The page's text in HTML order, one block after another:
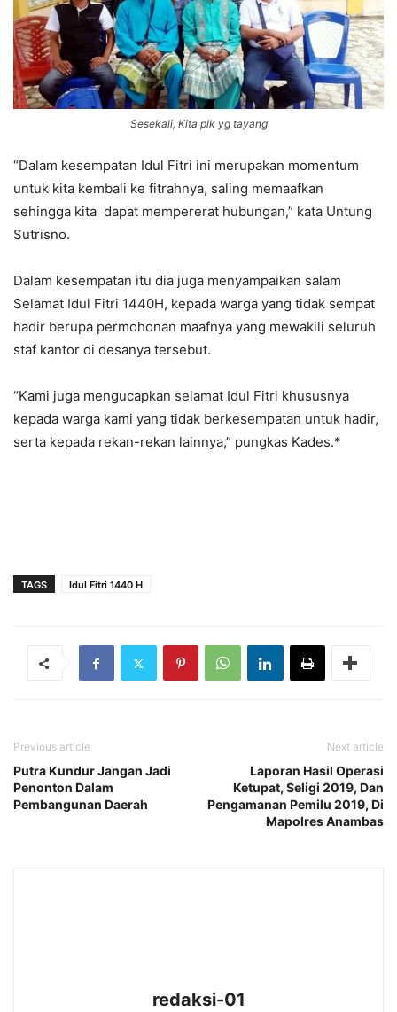
Sesekali, Kita plk yg tayang
“Dalam kesempatan Idul Fitri ini merupakan momentum
untuk kita kembali ke fitrahnya, saling memaafkan
sehingga kita dapat mempererat hubungan,” kata Untung
Sutrisno.
Dalam kesempatan itu dia juga menyampaikan salam
Selamat Idul Fitri 1440H, kepada warga yang tidak sempat
hadir berupa permohonan maafnya yang mewakili seluruh
staf kantor di desanya tersebut.
“Kami juga mengucapkan selamat Idul Fitri khususnya
kepada warga kami yang tidak berkesempatan untuk hadir,
serta kepada rekan-rekan lainnya,” pungkas Kades.*
TAGS Idul Fitri 1440 H
Previous article
Putra Kundur Jangan Jadi
Penonton Dalam
Pembangunan Daerah
Next article
Laporan Hasil Operasi
Ketupat, Seligi 2019, Dan
Pengamanan Pemilu 2019, Di
Mapolres Anambas
redaksi-01